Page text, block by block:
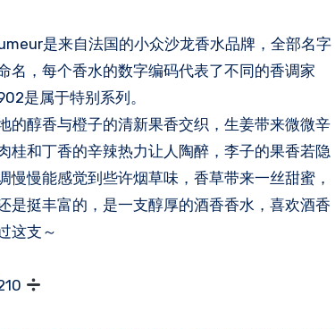
是来自法国的小众沙龙香水品牌，全部名字
名，每个香水的数字编码代表了不同的香调家
是属于特别系列。
的醇香与橙子的清新果香交织，生姜带来微微辛
桂和丁香的辛辣热力让人陶醉，李子的果香若隐
慢慢能感觉到些许烟草味，香草带来一丝甜蜜，
是挺丰富的，是一支醇厚的酒香香水，喜欢酒香
这支～